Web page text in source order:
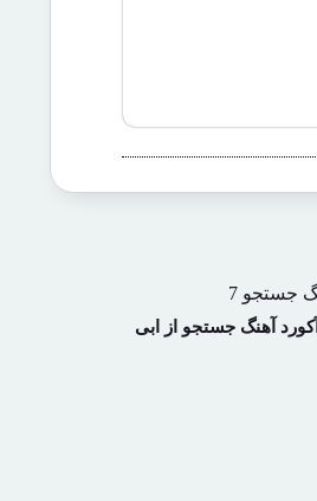
آکورد آهنگ جستجو از ابی